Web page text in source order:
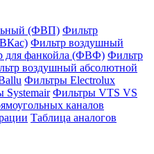
(ФВП) Фильтр
Фильтр воздушный
для фанкойла (ФВФ) Фильтр
воздушный абсолютной
Фильтры Electrolux
Systemair Фильтры VTS VS
каналов
Таблица аналогов